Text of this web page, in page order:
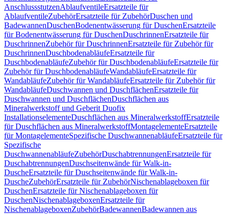
AnschlussstutzenAblaufventileErsatzteile für
AblaufventileZubehörErsatzteile für ZubehörDuschen und
BadewannenDuschenBodenentwässerung für DuschenErsatzteile
für Bodenentwässerung für DuschenDuschrinnenErsatzteile für
DuschrinnenZubehör für DuschrinnenErsatzteile für Zubehör für
DuschrinnenDuschbodenabläufeErsatzteile für
DuschbodenabläufeZubehör für DuschbodenabläufeErsatzteile für
Zubehör für DuschbodenabläufeWandabläufeErsatzteile für
WandabläufeZubehör für WandabläufeErsatzteile für Zubehör für
WandabläufeDuschwannen und DuschflächenErsatzteile für
Duschwannen und DuschflächenDuschflächen aus
Mineralwerkstoff und Geberit Duofix
InstallationselementeDuschflächen aus MineralwerkstoffErsatzteile
für Duschflächen aus MineralwerkstoffMontagelementeErsatzteile
für MontagelementeSpezifische DuschwannenabläufeErsatzteile für
Spezifische
DuschwannenabläufeZubehörDuschabtrennungenErsatzteile für
DuschabtrennungenDuschseitenwände für Walk-in-
DuscheErsatzteile für Duschseitenwände für Walk-in-
DuscheZubehörErsatzteile für ZubehörNischenablageboxen für
DuschenErsatzteile für Nischenablageboxen für
DuschenNischenablageboxenErsatzteile für
NischenablageboxenZubehörBadewannenBadewannen aus